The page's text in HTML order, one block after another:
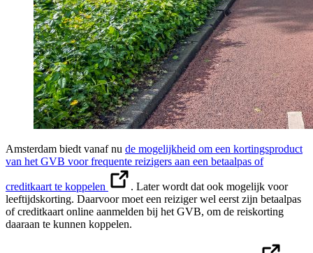
Amsterdam biedt vanaf nu de mogelijkheid om een kortingsproduct
van het GVB voor frequente reizigers aan een betaalpas of
creditkaart te koppelen
. Later wordt dat ook mogelijk voor
leeftijdskorting. Daarvoor moet een reiziger wel eerst zijn betaalpas
of creditkaart online aanmelden bij het GVB, om de reiskorting
daaraan te kunnen koppelen.